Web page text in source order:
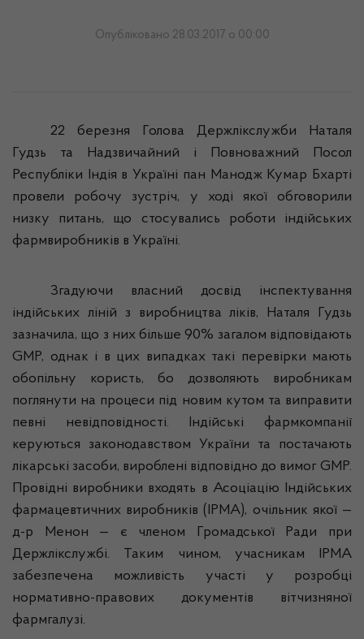
Опубліковано 28.03.2017 о 00:00
22 березня Голова Держлікслужби Наталя
Гудзь та Надзвичайний і Повноважний Посол
Республіки Індія в Україні пан Манодж Кумар Бхарті
провели робочу зустріч, у ході якої обговорили
низку питань, що стосувались роботи індійських
фармвиробників в Україні.
Згадуючи власний досвід інспектування
індійських ліній з виробництва ліків, Наталя Гудзь
зазначила, що з них більше 90% загалом відповідають
GMP, однак і в цих випадках такі перевірки мають
обопільну користь, бо дозволяють виробникам
поглянути на процеси під новим кутом та виправити
певні невідповідності. Індійські фармкомпанії
керуються законодавством України та постачають
лікарські засоби, вироблені відповідно до вимог GMP.
Провідні виробники входять в Асоціацію Індійських
фармацевтичних виробників (ІРМА), очільник якої —
д-р Менон — є членом Громадської Ради при
Держлікслужбі. Таким чином, учасникам ІРМА
забезпечена можливість участі у розробці
нормативно-правових документів вітчизняної
фармгалузі.